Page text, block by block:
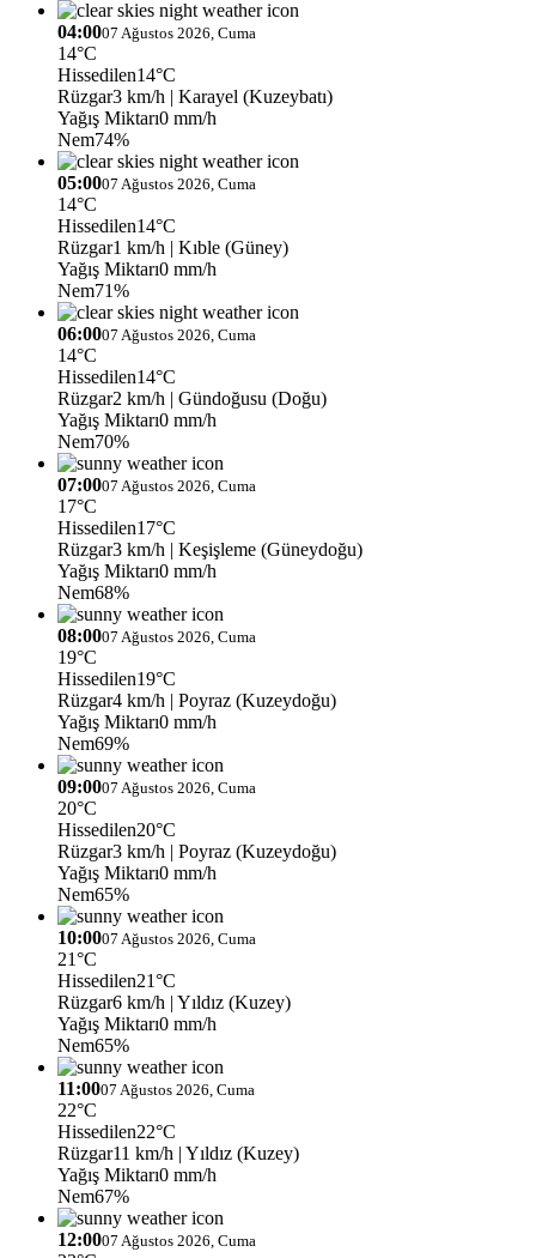
04:0007 Ağustos 2026, Cuma
14°C
Hissedilen14°C
Rüzgar3 km/h | Karayel (Kuzeybatı)
Yağış Miktarı0 mm/h
Nem74%
05:0007 Ağustos 2026, Cuma
14°C
Hissedilen14°C
Rüzgar1 km/h | Kıble (Güney)
Yağış Miktarı0 mm/h
Nem71%
06:0007 Ağustos 2026, Cuma
14°C
Hissedilen14°C
Rüzgar2 km/h | Gündoğusu (Doğu)
Yağış Miktarı0 mm/h
Nem70%
07:0007 Ağustos 2026, Cuma
17°C
Hissedilen17°C
Rüzgar3 km/h | Keşişleme (Güneydoğu)
Yağış Miktarı0 mm/h
Nem68%
08:0007 Ağustos 2026, Cuma
19°C
Hissedilen19°C
Rüzgar4 km/h | Poyraz (Kuzeydoğu)
Yağış Miktarı0 mm/h
Nem69%
09:0007 Ağustos 2026, Cuma
20°C
Hissedilen20°C
Rüzgar3 km/h | Poyraz (Kuzeydoğu)
Yağış Miktarı0 mm/h
Nem65%
10:0007 Ağustos 2026, Cuma
21°C
Hissedilen21°C
Rüzgar6 km/h | Yıldız (Kuzey)
Yağış Miktarı0 mm/h
Nem65%
11:0007 Ağustos 2026, Cuma
22°C
Hissedilen22°C
Rüzgar11 km/h | Yıldız (Kuzey)
Yağış Miktarı0 mm/h
Nem67%
12:0007 Ağustos 2026, Cuma